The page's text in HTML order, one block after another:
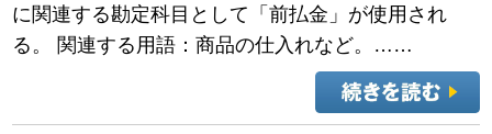
に関連する勘定科目として「前払金」が使用され
る。 関連する用語：商品の仕入れなど。……